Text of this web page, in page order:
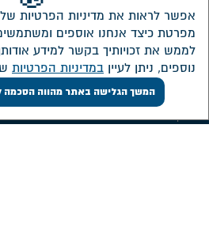
ועדת
ממונה
מבנה
מידע סטטיסטי
חתימה ממוחשבת
מדיניות פרטיות​
שירות לקוחות
אפשר לראות את מדיניות הפרטיות
מפרטת כיצד אנחנו אוספים
לממש את זכויותיך בקשר למידע
נוספים, ניתן לעיין במדיניות הפרטיות
המשך הגלישה באתר מהווה הסכמה